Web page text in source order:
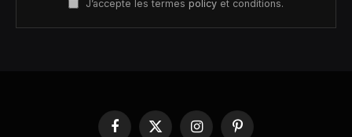
J’accepte les termes policy et conditions.
Facebook
X InstagramPinterest